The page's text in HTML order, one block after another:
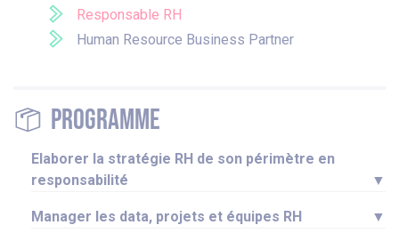
Responsable RH
Human Resource Business Partner
Programme
Elaborer la stratégie RH de son périmètre en
responsabilité
▼
Manager les data, projets et équipes RH ▼